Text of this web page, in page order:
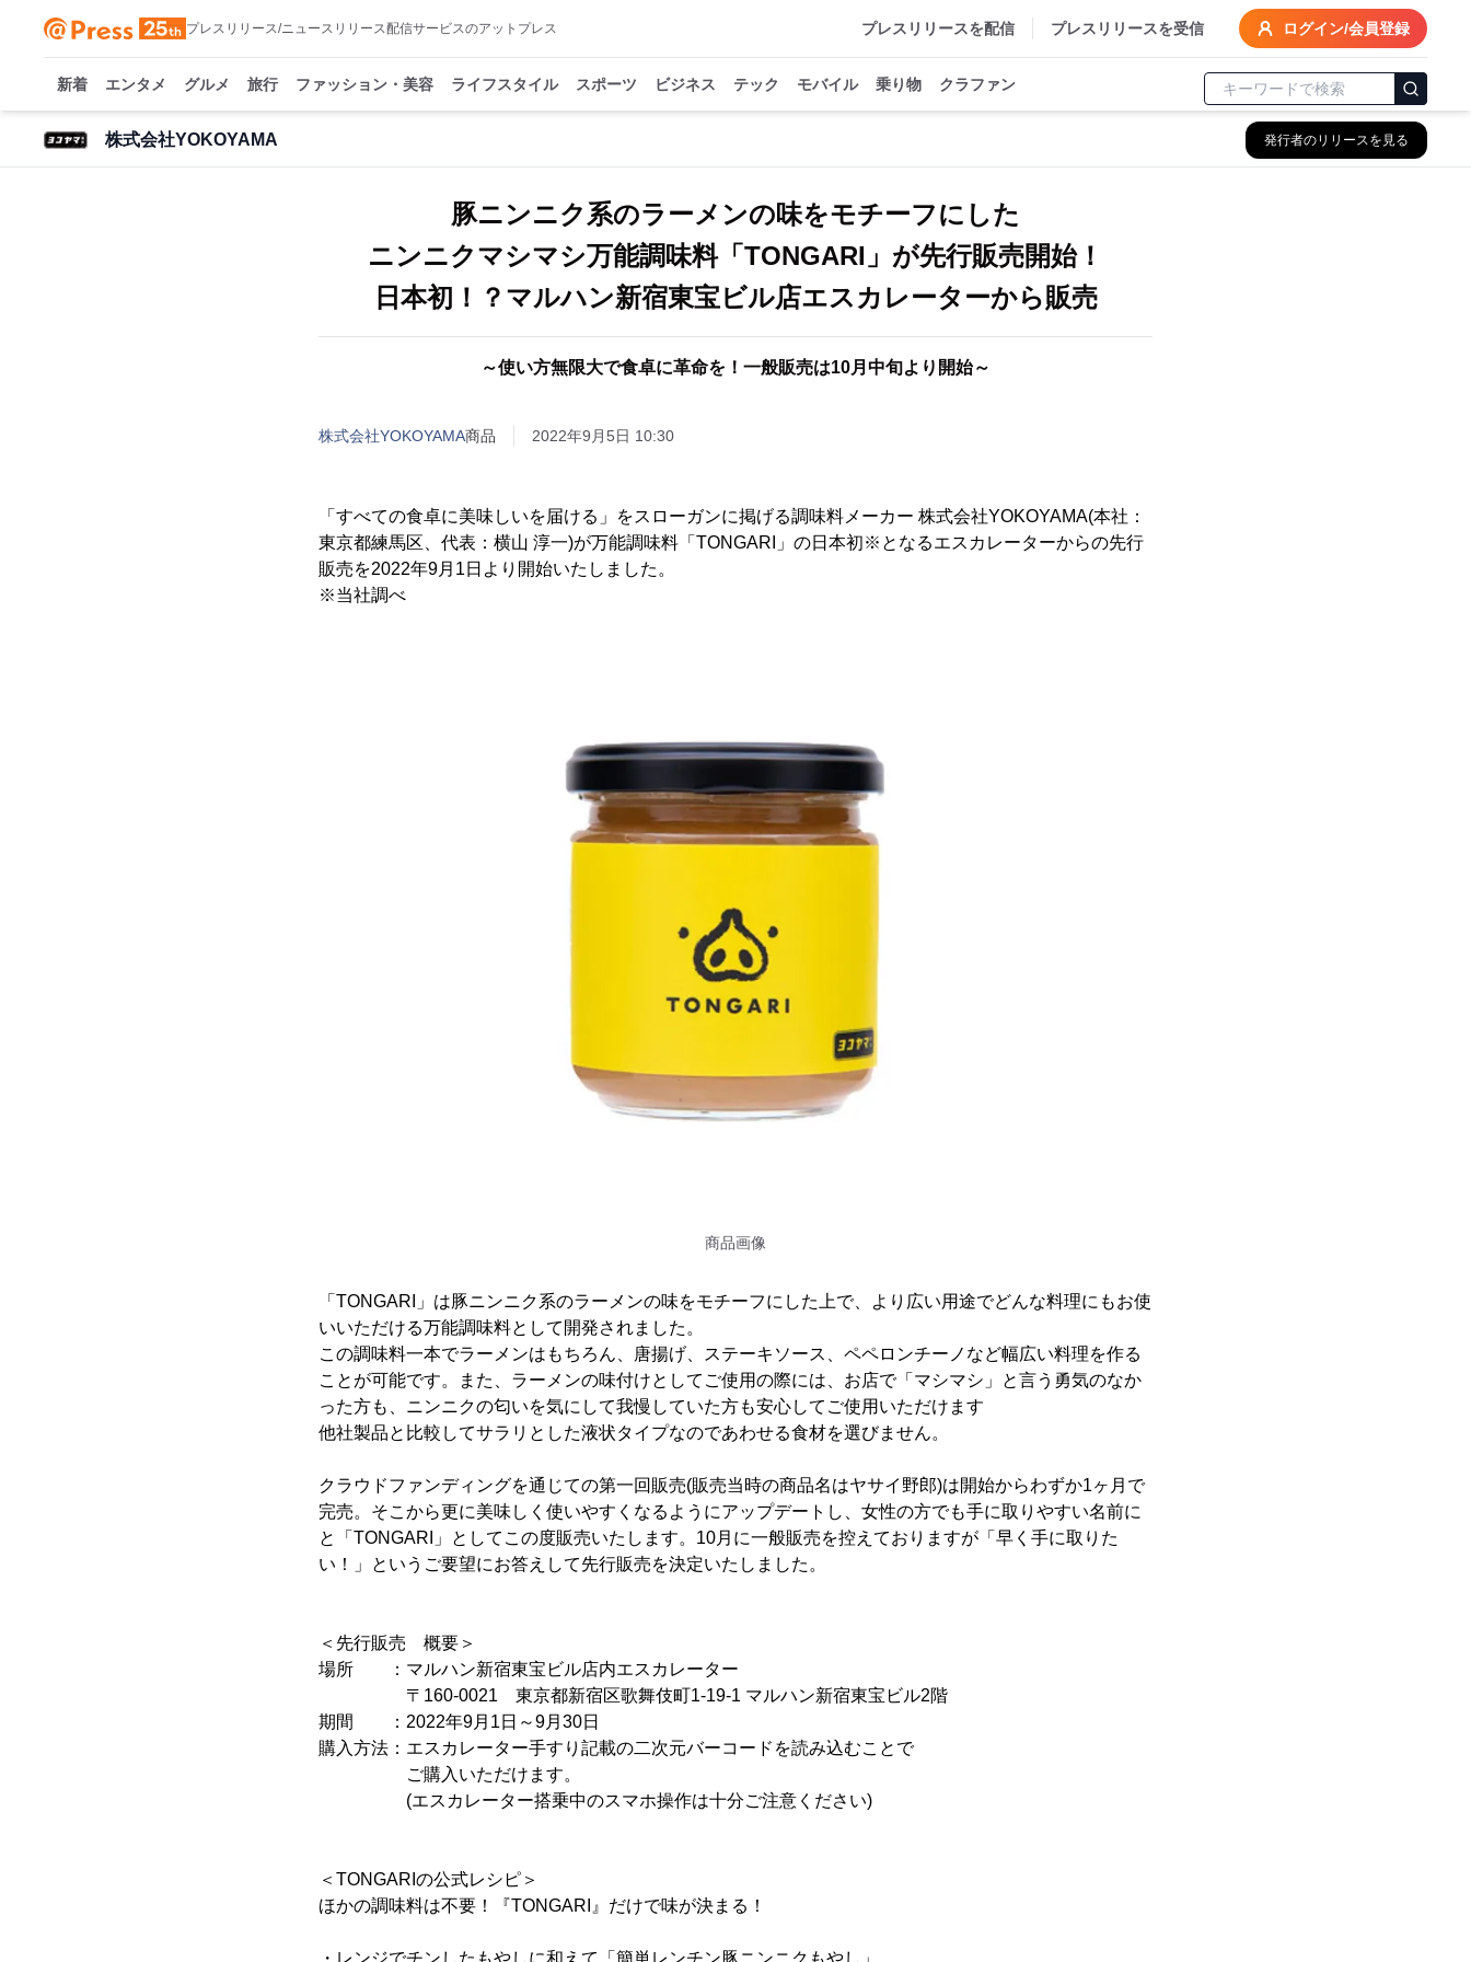
プレスリリース/ニュースリリース配信サービスのアットプレス プレスリリースを配信 プレスリリースを受信 ログイン/会員登録
新着 エンタメ グルメ 旅行 ファッション・美容 ライフスタイル スポーツ ビジネス テック モバイル 乗り物 クラファン
株式会社YOKOYAMA 発行者のリリースを見る
豚ニンニク系のラーメンの味をモチーフにした
ニンニクマシマシ万能調味料「TONGARI」が先行販売開始！
日本初！？マルハン新宿東宝ビル店エスカレーターから販売
～使い方無限大で食卓に革命を！一般販売は10月中旬より開始～
株式会社YOKOYAMA商品 2022年9月5日 10:30
「すべての食卓に美味しいを届ける」をスローガンに掲げる調味料メーカー 株式会社YOKOYAMA(本社：
東京都練馬区、代表：横山 淳一)が万能調味料「TONGARI」の日本初※となるエスカレーターからの先行
販売を2022年9月1日より開始いたしました。
※当社調べ
商品画像
「TONGARI」は豚ニンニク系のラーメンの味をモチーフにした上で、より広い用途でどんな料理にもお使
いいただける万能調味料として開発されました。
この調味料一本でラーメンはもちろん、唐揚げ、ステーキソース、ペペロンチーノなど幅広い料理を作る
ことが可能です。また、ラーメンの味付けとしてご使用の際には、お店で「マシマシ」と言う勇気のなか
った方も、ニンニクの匂いを気にして我慢していた方も安心してご使用いただけます
他社製品と比較してサラリとした液状タイプなのであわせる食材を選びません。
クラウドファンディングを通じての第一回販売(販売当時の商品名はヤサイ野郎)は開始からわずか1ヶ月で
完売。そこから更に美味しく使いやすくなるようにアップデートし、女性の方でも手に取りやすい名前に
と「TONGARI」としてこの度販売いたします。10月に一般販売を控えておりますが「早く手に取りた
い！」というご要望にお答えして先行販売を決定いたしました。
＜先行販売 概要＞
場所 ：マルハン新宿東宝ビル店内エスカレーター
〒160-0021 東京都新宿区歌舞伎町1-19-1 マルハン新宿東宝ビル2階
期間 ：2022年9月1日～9月30日
購入方法：エスカレーター手すり記載の二次元バーコードを読み込むことで
ご購入いただけます。
(エスカレーター搭乗中のスマホ操作は十分ご注意ください)
＜TONGARIの公式レシピ＞
ほかの調味料は不要！『TONGARI』だけで味が決まる！